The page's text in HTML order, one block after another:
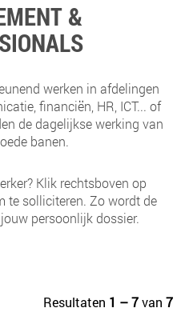
&
werken in afdelingen
financiën, HR, ICT... of
de dagelijkse werking van
banen.
Klik rechtsboven op
te solliciteren. Zo wordt de
persoonlijk dossier.
Resultaten 1 – 7van 7